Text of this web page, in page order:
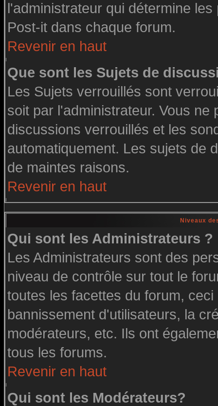
l'administrateur qui détermine
Post-it dans chaque forum.
Revenir en haut
Que sont les Sujets de
Les Sujets verrouillés sont
soit par l'administrateur. Vous
discussions verrouillés et les
automatiquement. Les sujets de
de maintes raisons.
Revenir en haut
Niveaux
Qui sont les Administrateurs ?
Les Administrateurs sont des
niveau de contrôle sur tout le
toutes les facettes du forum,
bannissement d'utilisateurs, la
modérateurs, etc. Ils ont
tous les forums.
Revenir en haut
Qui sont les Modérateurs?